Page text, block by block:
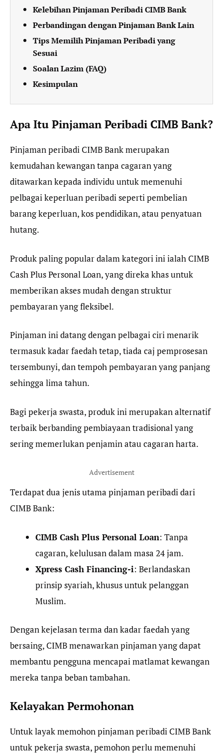
Kelebihan Pinjaman Peribadi CIMB Bank
Perbandingan dengan Pinjaman Bank Lain
Tips Memilih Pinjaman Peribadi yang
Sesuai
Soalan Lazim (FAQ)
Kesimpulan
Apa Itu Pinjaman Peribadi CIMB Bank?
Pinjaman peribadi CIMB Bank merupakan
kemudahan kewangan tanpa cagaran yang
ditawarkan kepada individu untuk memenuhi
pelbagai keperluan peribadi seperti pembelian
barang keperluan, kos pendidikan, atau penyatuan
hutang.
Produk paling popular dalam kategori ini ialah CIMB
Cash Plus Personal Loan, yang direka khas untuk
memberikan akses mudah dengan struktur
pembayaran yang fleksibel.
Pinjaman ini datang dengan pelbagai ciri menarik
termasuk kadar faedah tetap, tiada caj pemprosesan
tersembunyi, dan tempoh pembayaran yang panjang
sehingga lima tahun.
Bagi pekerja swasta, produk ini merupakan alternatif
terbaik berbanding pembiayaan tradisional yang
sering memerlukan penjamin atau cagaran harta.
Advertisement
Terdapat dua jenis utama pinjaman peribadi dari
CIMB Bank:
CIMB Cash Plus Personal Loan: Tanpa
cagaran, kelulusan dalam masa 24 jam.
Xpress Cash Financing-i: Berlandaskan
prinsip syariah, khusus untuk pelanggan
Muslim.
Dengan kejelasan terma dan kadar faedah yang
bersaing, CIMB menawarkan pinjaman yang dapat
membantu pengguna mencapai matlamat kewangan
mereka tanpa beban tambahan.
Kelayakan Permohonan
Untuk layak memohon pinjaman peribadi CIMB Bank
untuk pekerja swasta, pemohon perlu memenuhi